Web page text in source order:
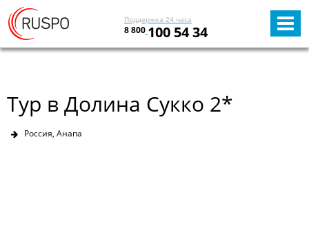
Поддержка 24 часа
8 800 100 54 34
Тур в Долина Сукко 2*
Россия, Анапа